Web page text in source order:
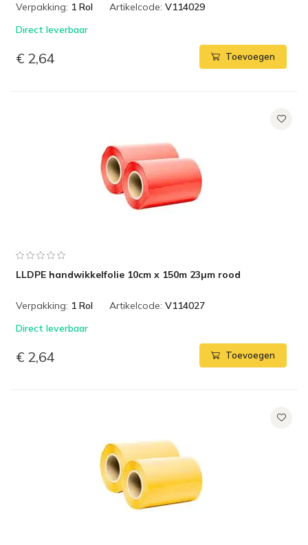
Verpakking: 1 Rol Artikelcode: V114029
Direct leverbaar
€ 2,64 Toevoegen
LLDPE handwikkelfolie 10cm x 150m 23µm rood
Verpakking: 1 Rol Artikelcode: V114027
Direct leverbaar
€ 2,64 Toevoegen